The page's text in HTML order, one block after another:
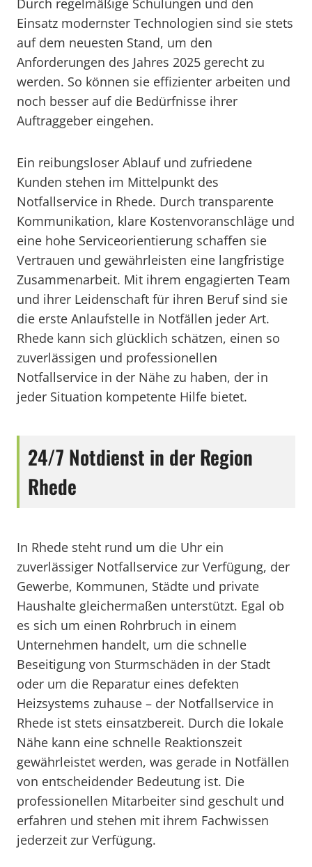
Durch regelmäßige Schulungen und den
Einsatz modernster Technologien sind sie stets
auf dem neuesten Stand, um den
Anforderungen des Jahres 2025 gerecht zu
werden. So können sie effizienter arbeiten und
noch besser auf die Bedürfnisse ihrer
Auftraggeber eingehen.
Ein reibungsloser Ablauf und zufriedene
Kunden stehen im Mittelpunkt des
Notfallservice in Rhede. Durch transparente
Kommunikation, klare Kostenvoranschläge und
eine hohe Serviceorientierung schaffen sie
Vertrauen und gewährleisten eine langfristige
Zusammenarbeit. Mit ihrem engagierten Team
und ihrer Leidenschaft für ihren Beruf sind sie
die erste Anlaufstelle in Notfällen jeder Art.
Rhede kann sich glücklich schätzen, einen so
zuverlässigen und professionellen
Notfallservice in der Nähe zu haben, der in
jeder Situation kompetente Hilfe bietet.
24/7 Notdienst in der Region
Rhede
In Rhede steht rund um die Uhr ein
zuverlässiger Notfallservice zur Verfügung, der
Gewerbe, Kommunen, Städte und private
Haushalte gleichermaßen unterstützt. Egal ob
es sich um einen Rohrbruch in einem
Unternehmen handelt, um die schnelle
Beseitigung von Sturmschäden in der Stadt
oder um die Reparatur eines defekten
Heizsystems zuhause – der Notfallservice in
Rhede ist stets einsatzbereit. Durch die lokale
Nähe kann eine schnelle Reaktionszeit
gewährleistet werden, was gerade in Notfällen
von entscheidender Bedeutung ist. Die
professionellen Mitarbeiter sind geschult und
erfahren und stehen mit ihrem Fachwissen
jederzeit zur Verfügung.